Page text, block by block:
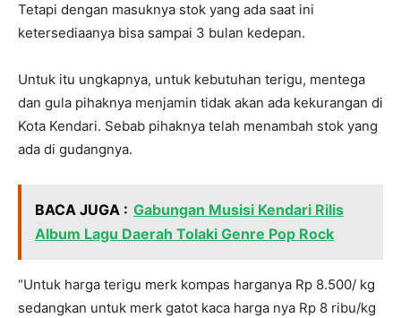
Tetapi dengan masuknya stok yang ada saat ini
ketersediaanya bisa sampai 3 bulan kedepan.
Untuk itu ungkapnya, untuk kebutuhan terigu, mentega
dan gula pihaknya menjamin tidak akan ada kekurangan di
Kota Kendari. Sebab pihaknya telah menambah stok yang
ada di gudangnya.
BACA JUGA : Gabungan Musisi Kendari Rilis
Album Lagu Daerah Tolaki Genre Pop Rock
“Untuk harga terigu merk kompas harganya Rp 8.500/ kg
sedangkan untuk merk gatot kaca harga nya Rp 8 ribu/kg